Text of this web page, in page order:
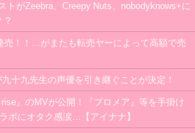
トがZeebra、Creepy Nuts、nobodyknows+に
？
売！！…がまたも転売ヤーによって高額で売
十九先生の声優を引き継ぐことが決定！
』のMVが公開！『プロメア』等を手掛け
ボにオタク感涙…【アイナナ】